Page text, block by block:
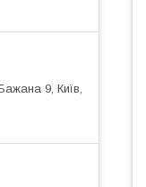
9, Київ,